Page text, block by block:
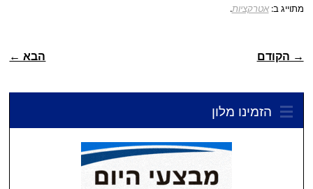
מתוייג ב:אטרקציות.
→ הקודם הבא ←
הזמינו מלון